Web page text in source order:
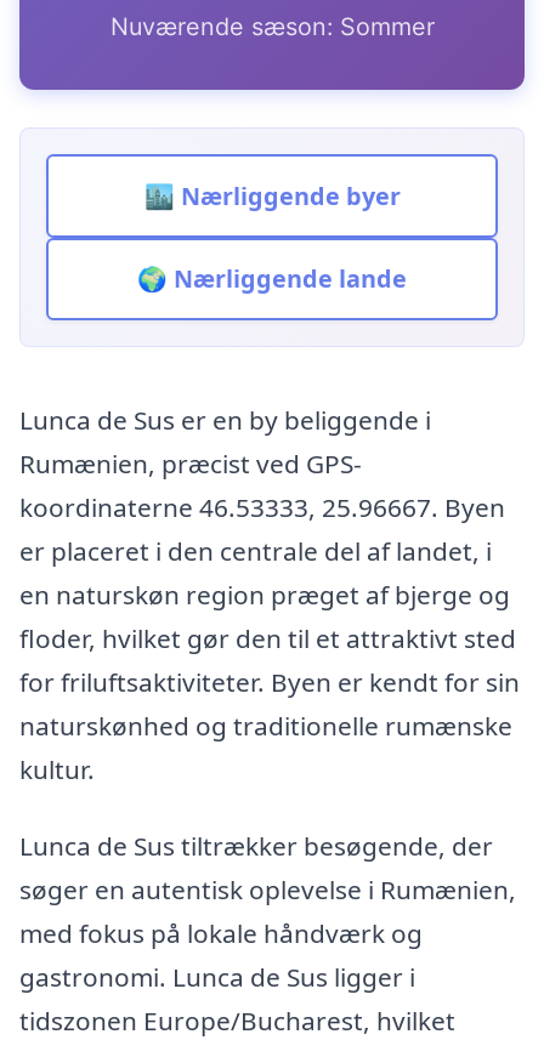
Nuværende sæson: Sommer
🏙️ Nærliggende byer
🌍 Nærliggende lande
Lunca de Sus er en by beliggende i
Rumænien, præcist ved GPS-
koordinaterne 46.53333, 25.96667. Byen
er placeret i den centrale del af landet, i
en naturskøn region præget af bjerge og
floder, hvilket gør den til et attraktivt sted
for friluftsaktiviteter. Byen er kendt for sin
naturskønhed og traditionelle rumænske
kultur.
Lunca de Sus tiltrækker besøgende, der
søger en autentisk oplevelse i Rumænien,
med fokus på lokale håndværk og
gastronomi. Lunca de Sus ligger i
tidszonen Europe/Bucharest, hvilket